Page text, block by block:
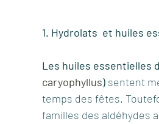
1. Hydrolats  et huiles
Les huiles essentielles
caryophyllus) sentent
temps des fêtes.
familles des aldéhydes